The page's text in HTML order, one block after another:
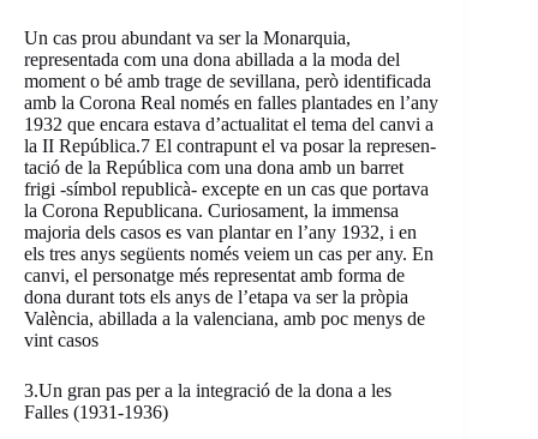
Un cas prou abundant va ser la Monarquia,
representada com una dona abillada a la moda del
moment o bé amb trage de sevillana, però identificada
amb la Corona Real només en falles plantades en l’any
1932 que encara estava d’actualitat el tema del canvi a
la II República.7 El contrapunt el va posar la represen-
tació de la República com una dona amb un barret
frigi -símbol republicà- excepte en un cas que portava
la Corona Republicana. Curiosament, la immensa
majoria dels casos es van plantar en l’any 1932, i en
els tres anys següents només veiem un cas per any. En
canvi, el personatge més representat amb forma de
dona durant tots els anys de l’etapa va ser la pròpia
València, abillada a la valenciana, amb poc menys de
vint casos
3.Un gran pas per a la integració de la dona a les
Falles (1931-1936)